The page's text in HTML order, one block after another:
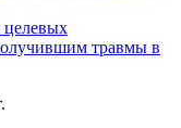
целевых
травмы в